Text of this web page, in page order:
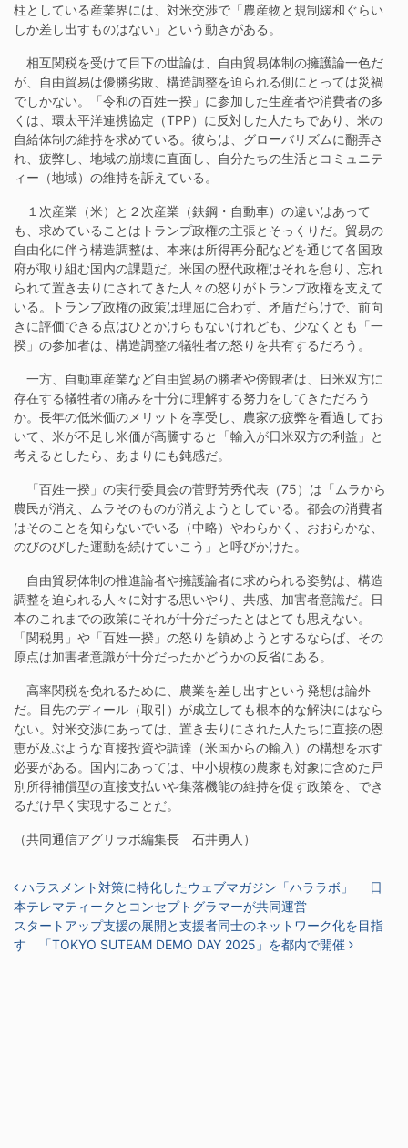
柱としている産業界には、対米交渉で「農産物と規制緩和ぐらい
しか差し出すものはない」という動きがある。
相互関税を受けて目下の世論は、自由貿易体制の擁護論一色だ
が、自由貿易は優勝劣敗、構造調整を迫られる側にとっては災禍
でしかない。「令和の百姓一揆」に参加した生産者や消費者の多
くは、環太平洋連携協定（TPP）に反対した人たちであり、米の
自給体制の維持を求めている。彼らは、グローバリズムに翻弄さ
れ、疲弊し、地域の崩壊に直面し、自分たちの生活とコミュニテ
ィー（地域）の維持を訴えている。
１次産業（米）と２次産業（鉄鋼・自動車）の違いはあって
も、求めていることはトランプ政権の主張とそっくりだ。貿易の
自由化に伴う構造調整は、本来は所得再分配などを通じて各国政
府が取り組む国内の課題だ。米国の歴代政権はそれを怠り、忘れ
られて置き去りにされてきた人々の怒りがトランプ政権を支えて
いる。トランプ政権の政策は理屈に合わず、矛盾だらけで、前向
きに評価できる点はひとかけらもないけれども、少なくとも「一
揆」の参加者は、構造調整の犠牲者の怒りを共有するだろう。
一方、自動車産業など自由貿易の勝者や傍観者は、日米双方に
存在する犠牲者の痛みを十分に理解する努力をしてきただろう
か。長年の低米価のメリットを享受し、農家の疲弊を看過してお
いて、米が不足し米価が高騰すると「輸入が日米双方の利益」と
考えるとしたら、あまりにも鈍感だ。
「百姓一揆」の実⾏委員会の菅野芳秀代表（75）は「ムラから
農民が消え、ムラそのものが消えようとしている。都会の消費者
はそのことを知らないでいる（中略）やわらかく、おおらかな、
のびのびした運動を続けていこう」と呼びかけた。
自由貿易体制の推進論者や擁護論者に求められる姿勢は、構造
調整を迫られる人々に対する思いやり、共感、加害者意識だ。日
本のこれまでの政策にそれが十分だったとはとても思えない。
「関税男」や「百姓一揆」の怒りを鎮めようとするならば、その
原点は加害者意識が十分だったかどうかの反省にある。
高率関税を免れるために、農業を差し出すという発想は論外
だ。目先のディール（取引）が成立しても根本的な解決にはなら
ない。対米交渉にあっては、置き去りにされた人たちに直接の恩
恵が及ぶような直接投資や調達（米国からの輸入）の構想を示す
必要がある。国内にあっては、中小規模の農家も対象に含めた戸
別所得補償型の直接支払いや集落機能の維持を促す政策を、でき
るだけ早く実現することだ。
（共同通信アグリラボ編集長 石井勇人）
投稿ナビゲーション
ハラスメント対策に特化したウェブマガジン「ハララボ」 日
本テレマティークとコンセプトグラマーが共同運営
スタートアップ支援の展開と支援者同士のネットワーク化を目指
す 「TOKYO SUTEAM DEMO DAY 2025」を都内で開催